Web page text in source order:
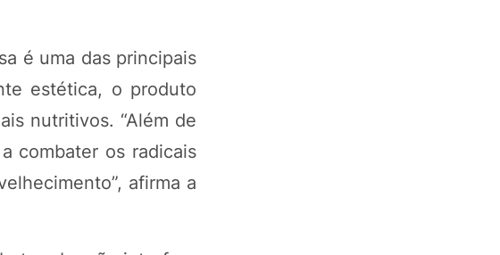
é uma das principais
estética, o produto
nutritivos. “Além de
combater os radicais
afirma a